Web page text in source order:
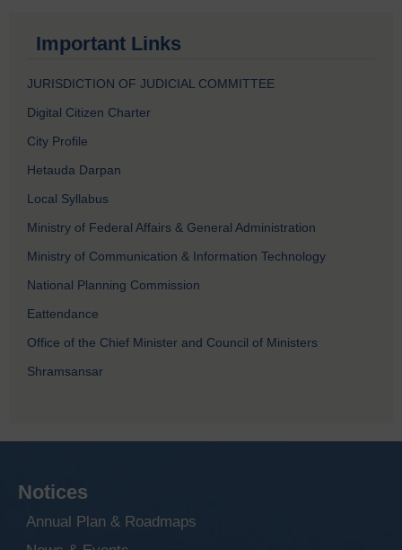
Important Links
JURISDICTION OF JUDICIAL COMMITTEE
Digital Citizen Charter
City Profile
Hetauda Darpan
Local Syllabus
Ministry of Federal Affairs & General Administration
Ministry of Communication & Information Technology
National Planning Commission
Eattendance
Office of the Chief Minister and Council of Ministers
Shramsansar
Notices
Annual Plan & Roadmaps